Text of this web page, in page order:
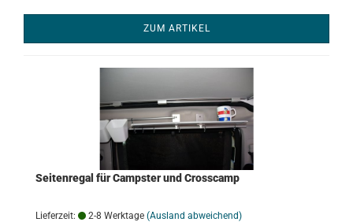
ZUM ARTIKEL
Seitenregal für Campster und Crosscamp
Lieferzeit: 2-8 Werktage (Ausland abweichend)